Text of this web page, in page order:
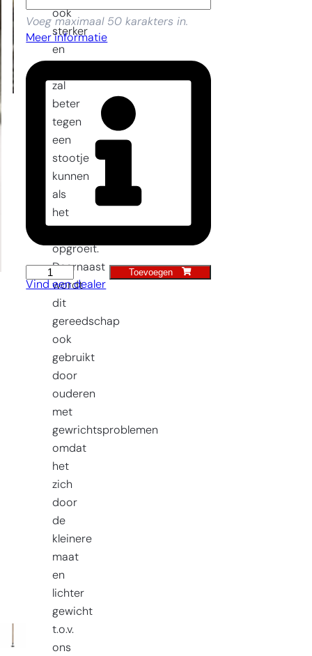
Voeg maximaal 50 karakters in.
Meer informatie
Kinderhakje
aantal
Toevoegen
Vind een dealer
ook
sterker
en
zal
beter
tegen
een
stootje
kunnen
als
het
opgroeit.
Daarnaast
wordt
dit
gereedschap
ook
gebruikt
door
ouderen
met
gewrichtsproblemen
omdat
het
zich
door
de
kleinere
maat
en
lichter
gewicht
t.o.v.
ons